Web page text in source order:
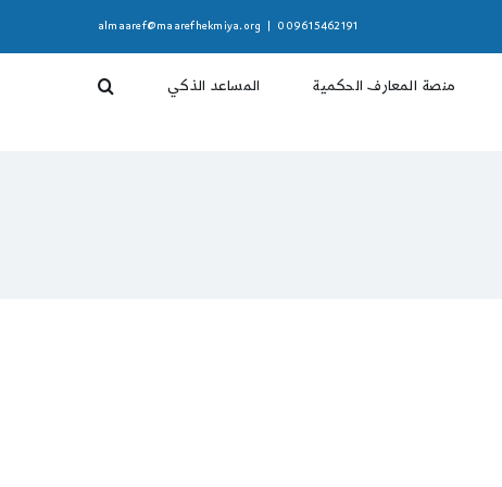
009615462191
almaaref@maarefhekmiya.org
منصة المعارف الحكمية المساعد الذكي